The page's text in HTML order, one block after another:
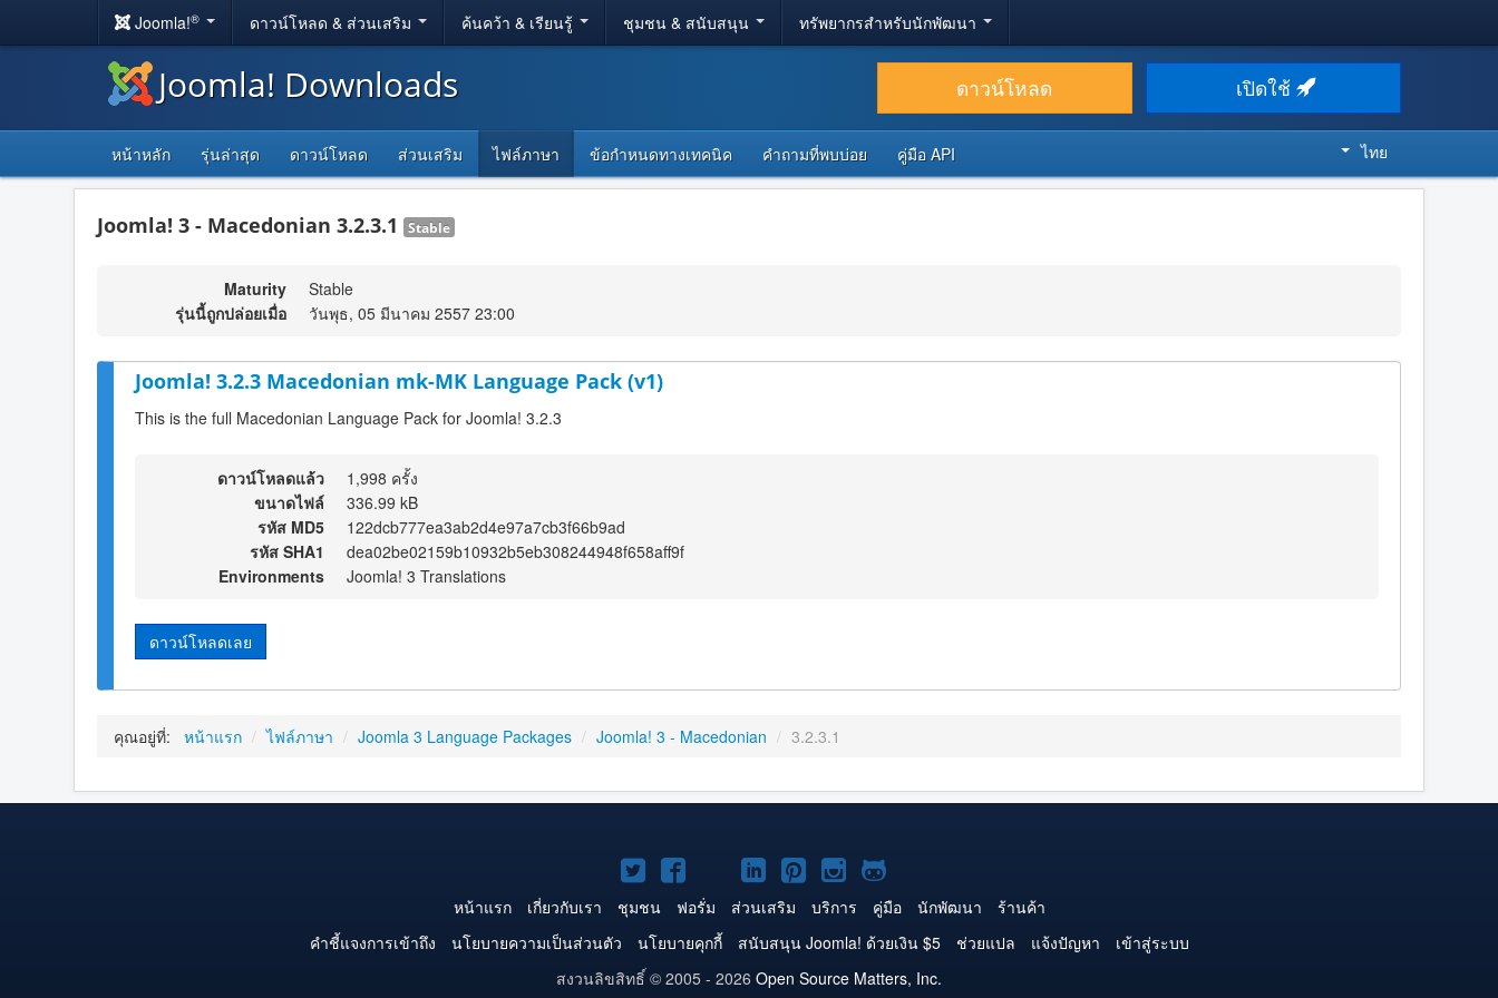
Joomla!® ดาวน์โหลด & ส่วนเสริม ค้นคว้า & เรียนรู้ ชุมชน & สนับสนุน ทรัพยากรสำหรับนักพัฒนา
Joomla! Downloads ดาวน์โหลด เปิดใช้
หน้าหลัก รุ่นล่าสุด ดาวน์โหลด ส่วนเสริม ไฟล์ภาษา ข้อกำหนดทางเทคนิค คำถามที่พบบ่อย คู่มือ API ไทย
Joomla! 3 - Macedonian 3.2.3.1 Stable
Maturity
Stable
รุ่นนี้ถูกปล่อยเมื่อ
วันพุธ, 05 มีนาคม 2557 23:00
Joomla! 3.2.3 Macedonian mk-MK Language Pack (v1)
This is the full Macedonian Language Pack for Joomla! 3.2.3
ดาวน์โหลดแล้ว
1,998 ครั้ง
ขนาดไฟล์
336.99 kB
รหัส MD5
122dcb777ea3ab2d4e97a7cb3f66b9ad
รหัส SHA1
dea02be02159b10932b5eb308244948f658aff9f
Environments
Joomla! 3 Translations
ดาวน์โหลดเลย
คุณอยู่ที่: หน้าแรก / ไฟล์ภาษา / Joomla 3 Language Packages / Joomla! 3 - Macedonian / 3.2.3.1
Joomla!
บน
Twitter
Joomla!
บน
Facebook
Joomla!
บน
YouTube
Joomla!
บน
LinkedIn
Joomla!
บน
Pinterest
Joomla!
บน
Instagram
Joomla!
บน
GitHub
หน้าแรก เกี่ยวกับเรา ชุมชน ฟอรั่ม ส่วนเสริม บริการ คู่มือ นักพัฒนา
ร้านค้า
คำชี้แจงการเข้าถึง
นโยบายความเป็นส่วนตัว นโยบายคุกกี้ สนับสนุน Joomla! ด้วยเงิน $5 ช่วยแปล แจ้งปัญหา
เข้าสู่ระบบ
สงวนลิขสิทธิ์ © 2005 - 2026 Open Source Matters, Inc.